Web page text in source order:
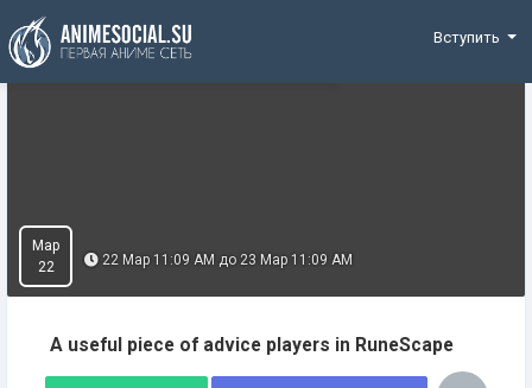
Funding
Вступить
Мар
22
A useful piece of advice players in RuneScape
22 Мар 11:09 AM до 23 Мар 11:09 AM